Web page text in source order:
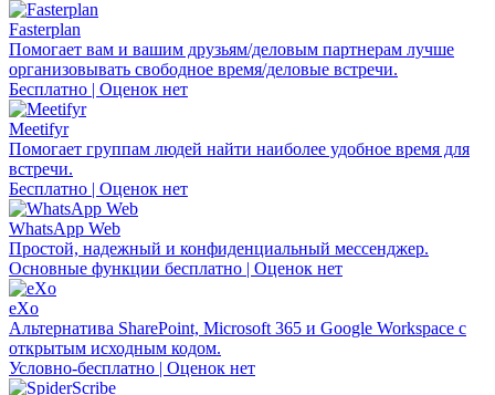
Fasterplan
Помогает вам и вашим друзьям/деловым партнерам лучше
организовывать свободное время/деловые встречи.
Бесплатно | Оценок нет
Meetifyr
Помогает группам людей найти наиболее удобное время для
встречи.
Бесплатно | Оценок нет
WhatsApp Web
Простой, надежный и конфиденциальный мессенджер.
Основные функции бесплатно | Оценок нет
eXo
Альтернатива SharePoint, Microsoft 365 и Google Workspace с
открытым исходным кодом.
Условно-бесплатно | Оценок нет